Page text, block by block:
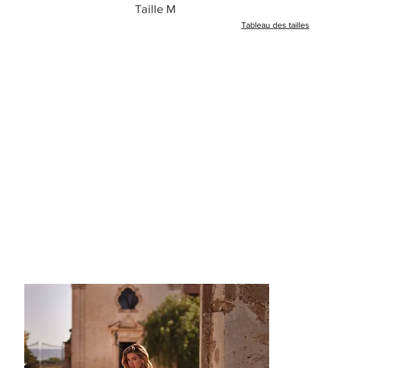
Taille M
Tableau des tailles